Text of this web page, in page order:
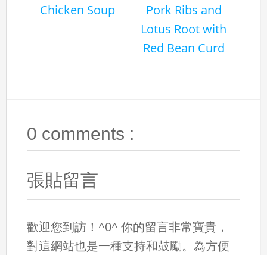
Chicken Soup
Pork Ribs and
Lotus Root with
Red Bean Curd
0 comments :
張貼留言
歡迎您到訪！^0^ 你的留言非常寶貴，
對這網站也是一種支持和鼓勵。為方便